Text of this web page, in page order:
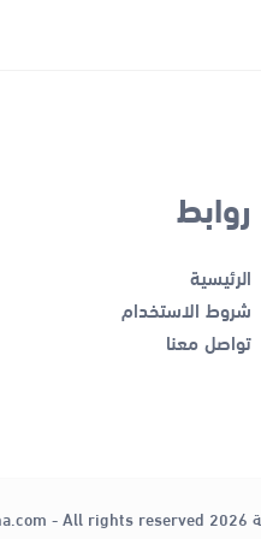
روابط
الرئيسية
شروط الاستخدام
تواصل معنا
- All rights reserved